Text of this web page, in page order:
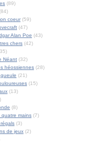
(89)
coeur (59)
(47)
Alan Poe (43)
chers (42)
Néant (32)
héossiennes (28)
(21)
(15)
(13)
(8)
quatre mains (7)
(3)
de jeux (2)